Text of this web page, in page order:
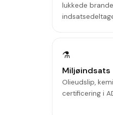
lukkede
⚗️
Miljøindsats
Olieudslip,
certificering i